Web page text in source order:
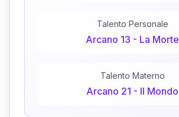
Talento Personale
Arcano 13 - La Morte
Talento Materno
Arcano 21 - Il Mondo